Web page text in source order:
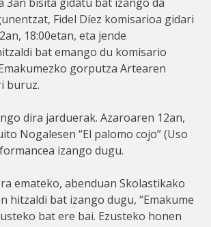
Fidel Díez komisarioa gidari
18:00etan, eta jende
bat emango du komisario
gorputza Artearen
buruz.
dira jarduerak. Azaroaren 12an,
Nogalesen “El palomo cojo” (Uso
izango dugu.
emateko, abenduan Skolastikako
hitzaldi bat izango dugu, “Emakume
bat ere bai. Ezusteko honen